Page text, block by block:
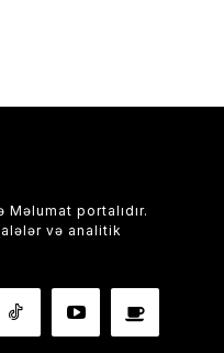
portalıdır.
və analitik